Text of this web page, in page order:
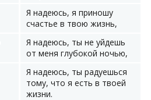
Я надеюсь, я приношу
счастье в твою жизнь,
Я надеюсь, ты не уйдешь
от меня глубокой ночью,
Я надеюсь, ты радуешься
тому, что я есть в твоей
жизни.